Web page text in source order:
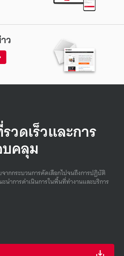
ว
วดเร็วและการ
คลุม
ากกระบวนการคัดเลือกไปจนถึงการปฏิบัติ
นําการดําเนินการในพื้นที่ทํางานและบริการ